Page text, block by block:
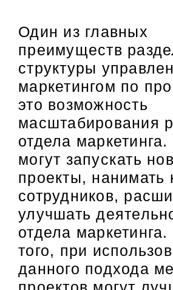
Один из главных
преимуществ
структуры
маркетингом по
это возможность
масштабирования
отдела
могут запускать
проекты, нанимать
сотрудников,
улучшать
отдела
того, при
данного подхода